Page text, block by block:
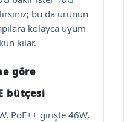
bu da ürünün
kolayca uyum
kılar.
göre
bütçesi
PoE++ girişte 46W,